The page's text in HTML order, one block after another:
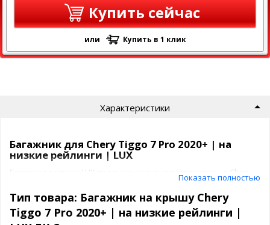
Купить сейчас
или Купить в 1 клик
Характеристики
Багажник для Chery Tiggo 7 Pro 2020+ | на
низкие рейлинги | LUX
Багажная система LUX предназначена для установки на Chery
Tiggo 7 Pro 2020+ | на низкие рейлинги на крышу автомобиля.
Багажник ЛЮКС представляет собой
2 поперечины
Показать полностью
Тип товара: Багажник на крышу Chery
Tiggo 7 Pro 2020+ | на низкие рейлинги |